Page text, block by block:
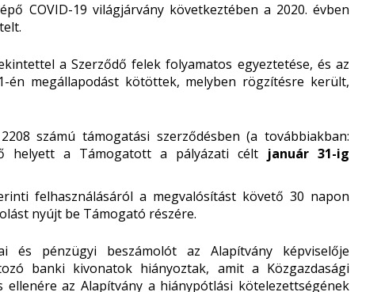
COVID-19 világjárvány következtében a 2020. évben
a Szerződő felek folyamatos egyeztetése, és az
én megállapodást kötöttek, melyben rögzítésre került,
számú támogatási szerződésben (a továbbiakban:
helyett a Támogatott a pályázati célt január 31-ig
felhasználásáról a megvalósítást követő 30 napon
nyújt be Támogató részére.
és pénzügyi beszámolót az Alapítvány képviselője
banki kivonatok hiányoztak, amit a Közgazdasági
ellenére az Alapítvány a hiánypótlási kötelezettségének